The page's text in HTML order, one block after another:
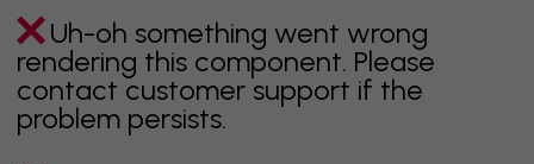
Uh-oh something went wrong
rendering this component. Please
contact customer support if the
problem persists.